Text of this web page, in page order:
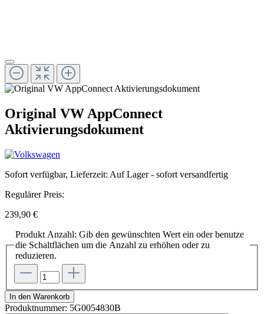
Original VW AppConnect
Aktivierungsdokument
Sofort verfügbar, Lieferzeit: Auf Lager - sofort versandfertig
Regulärer Preis:
239,90 €
Produkt Anzahl: Gib den gewünschten Wert ein oder benutze
die Schaltflächen um die Anzahl zu erhöhen oder zu
reduzieren.
In den Warenkorb
Produktnummer: 5G0054830B